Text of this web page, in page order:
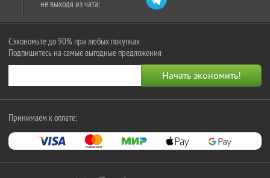
не выходя из чата:
Сэкономьте до 90% при любых покупках
Подпишитесь на самые выгодные предложения
Принимаем к оплате: